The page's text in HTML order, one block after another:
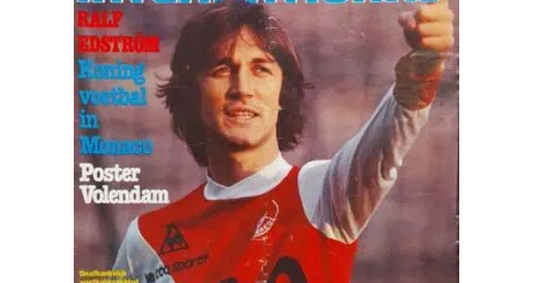
Puntertjes
Contact